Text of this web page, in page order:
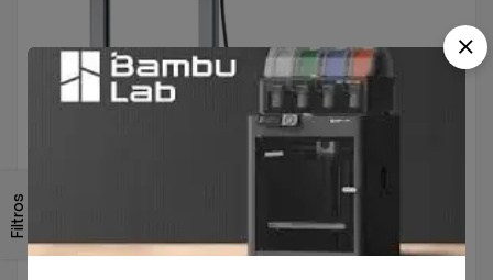
Filtros